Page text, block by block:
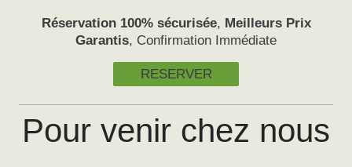
Réservation 100% sécurisée, Meilleurs Prix
Garantis, Confirmation Immédiate
RESERVER
Pour venir chez nous